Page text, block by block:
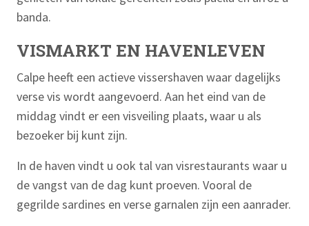
banda.
VISMARKT EN HAVENLEVEN
Calpe heeft een actieve vissershaven waar dagelijks
verse vis wordt aangevoerd. Aan het eind van de
middag vindt er een visveiling plaats, waar u als
bezoeker bij kunt zijn.
In de haven vindt u ook tal van visrestaurants waar u
de vangst van de dag kunt proeven. Vooral de
gegrilde sardines en verse garnalen zijn een aanrader.